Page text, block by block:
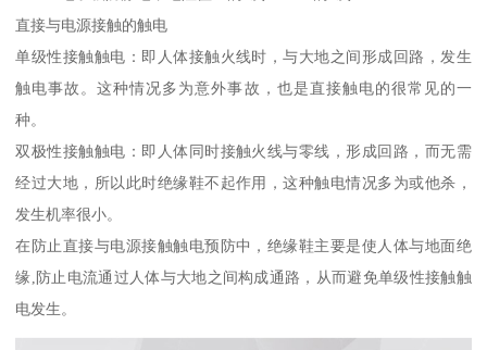
直接与电源接触的触电
单级性接触触电：即人体接触火线时，与大地之间形成回路，发生
触电事故。这种情况多为意外事故，也是直接触电的很常见的一
种。
双极性接触触电：即人体同时接触火线与零线，形成回路，而无需
经过大地，所以此时绝缘鞋不起作用，这种触电情况多为或他杀，
发生机率很小。
在防止直接与电源接触触电预防中，绝缘鞋主要是使人体与地面绝
缘,防止电流通过人体与大地之间构成通路，从而避免单级性接触触
电发生。